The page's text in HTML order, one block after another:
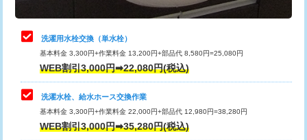
管・ポリ管・HT管使用/3ｍまで)
給水管工事※（ライニング鋼管・銅
管・ポリ管・HT管使用/3ｍ超え)
排水管工事（土の掘削・埋め戻し作
業）
排水管工事（排水管工事/3ｍまで） 55,000円
止水・漏水調査・防水処理・清掃・修
理・調整・分解・加工など（中作業）
22,000円
止水・漏水調査・防水処理・清掃・修
理・調整・分解・加工など（重作業）
33,000円
キッチンタンク脱着
その他部品の脱着
洗濯用水栓交換（単水栓）
基本料金 3,300円+作業料金 13,200円+部品代 8,580円=25,080円
WEB割引3,000円➡22,080円(税込)
洗濯水栓、給水ホース交換作業
基本料金 3,300円+作業料金 22,000円+部品代 12,980円=38,280円
WEB割引3,000円➡35,280円(税込)